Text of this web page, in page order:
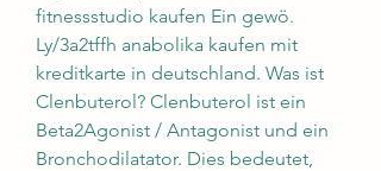
fitnessstudio kaufen Ein gewö.
Ly/3a2tffh anabolika kaufen mit
kreditkarte in deutschland. Was ist
Clenbuterol? Clenbuterol ist ein
Beta2Agonist / Antagonist und ein
Bronchodilatator. Dies bedeutet,